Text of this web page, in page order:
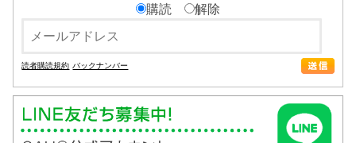
購読 解除
読者購読規約 バックナンバー